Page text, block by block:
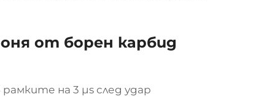
от борен карбид
на 3 μs след удар